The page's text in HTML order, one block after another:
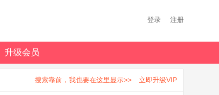
登录 注册
升级会员
搜索靠前，我也要在这里显示>> 立即升级VIP